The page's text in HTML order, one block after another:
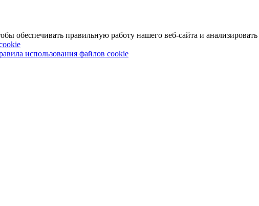
обеспечивать правильную работу нашего веб-сайта и анализировать
использования файлов cookie